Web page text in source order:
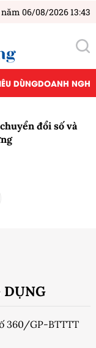
06/08/2026 13:43
DÙNGDOANH
đổi số và
DỤNG
360/GP-BTTTT